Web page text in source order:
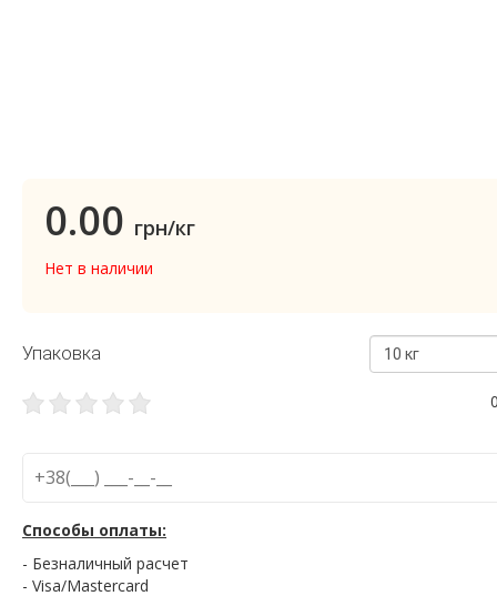
0.00 грн/кг
Нет в наличии
Упаковка 10 кг
Способы оплаты:
- Безналичный расчет
- Visa/Mastercard